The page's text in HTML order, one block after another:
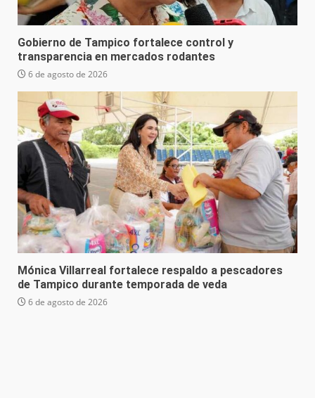
Gobierno de Tampico fortalece control y
transparencia en mercados rodantes
6 de agosto de 2026
Mónica Villarreal fortalece respaldo a pescadores
de Tampico durante temporada de veda
6 de agosto de 2026